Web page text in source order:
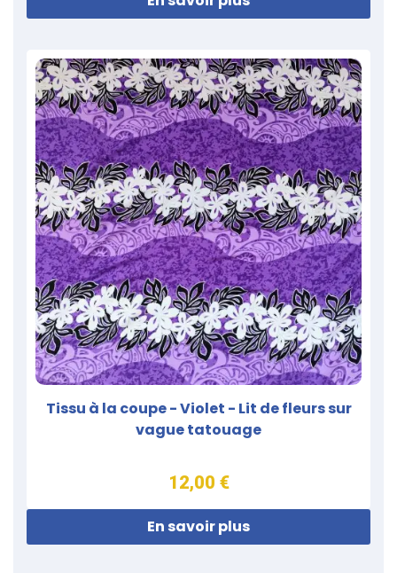
Tissu à la coupe - Violet - Lit de fleurs sur
vague tatouage
12,00 €
En savoir plus